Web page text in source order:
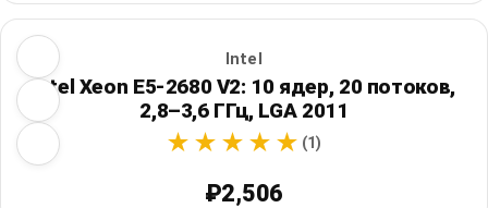
Intel
Intel Xeon E5-2680 V2: 10 ядер, 20 потоков,
2,8–3,6 ГГц, LGA 2011
(1)
₽2,506